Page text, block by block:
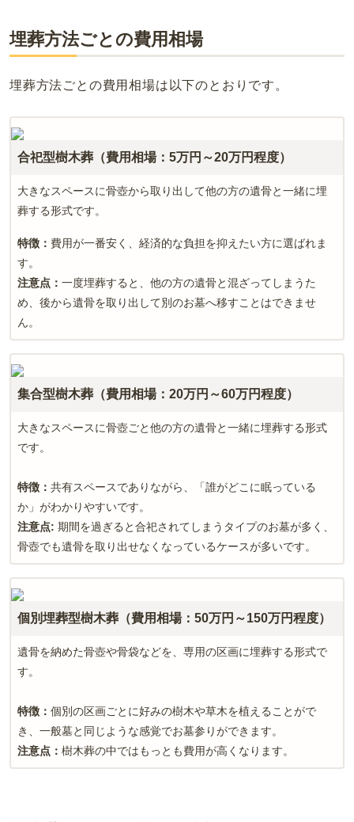
埋葬方法ごとの費用相場
埋葬方法ごとの費用相場は以下のとおりです。
合祀型樹木葬（費用相場：5万円～20万円程度）
大きなスペースに骨壺から取り出して他の方の遺骨と一緒に埋
葬する形式です。
特徴： 費用が一番安く、経済的な負担を抑えたい方に選ばれま
す。
注意点： 一度埋葬すると、他の方の遺骨と混ざってしまうた
め、後から遺骨を取り出して別のお墓へ移すことはできませ
ん。
集合型樹木葬（費用相場：20万円～60万円程度）
大きなスペースに骨壺ごと他の方の遺骨と一緒に埋葬する形式
です。
特徴： 共有スペースでありながら、「誰がどこに眠っている
か」がわかりやすいです。
注意点: 期間を過ぎると合祀されてしまうタイプのお墓が多く、
骨壺でも遺骨を取り出せなくなっているケースが多いです。
個別埋葬型樹木葬（費用相場：50万円～150万円程度）
遺骨を納めた骨壺や骨袋などを、専用の区画に埋葬する形式で
す。
特徴： 個別の区画ごとに好みの樹木や草木を植えることがで
き、一般墓と同じような感覚でお墓参りができます。
注意点： 樹木葬の中ではもっとも費用が高くなります。